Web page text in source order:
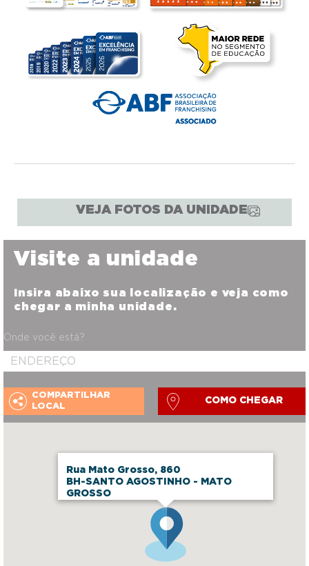
VEJA FOTOS DA UNIDADE
Rua Mato Grosso, 860
BH-SANTO AGOSTINHO - MATO
GROSSO
Visite a unidade
Insira abaixo sua localização e veja como
chegar a minha unidade.
Onde você está?
COMPARTILHAR
LOCAL
COMO CHEGAR